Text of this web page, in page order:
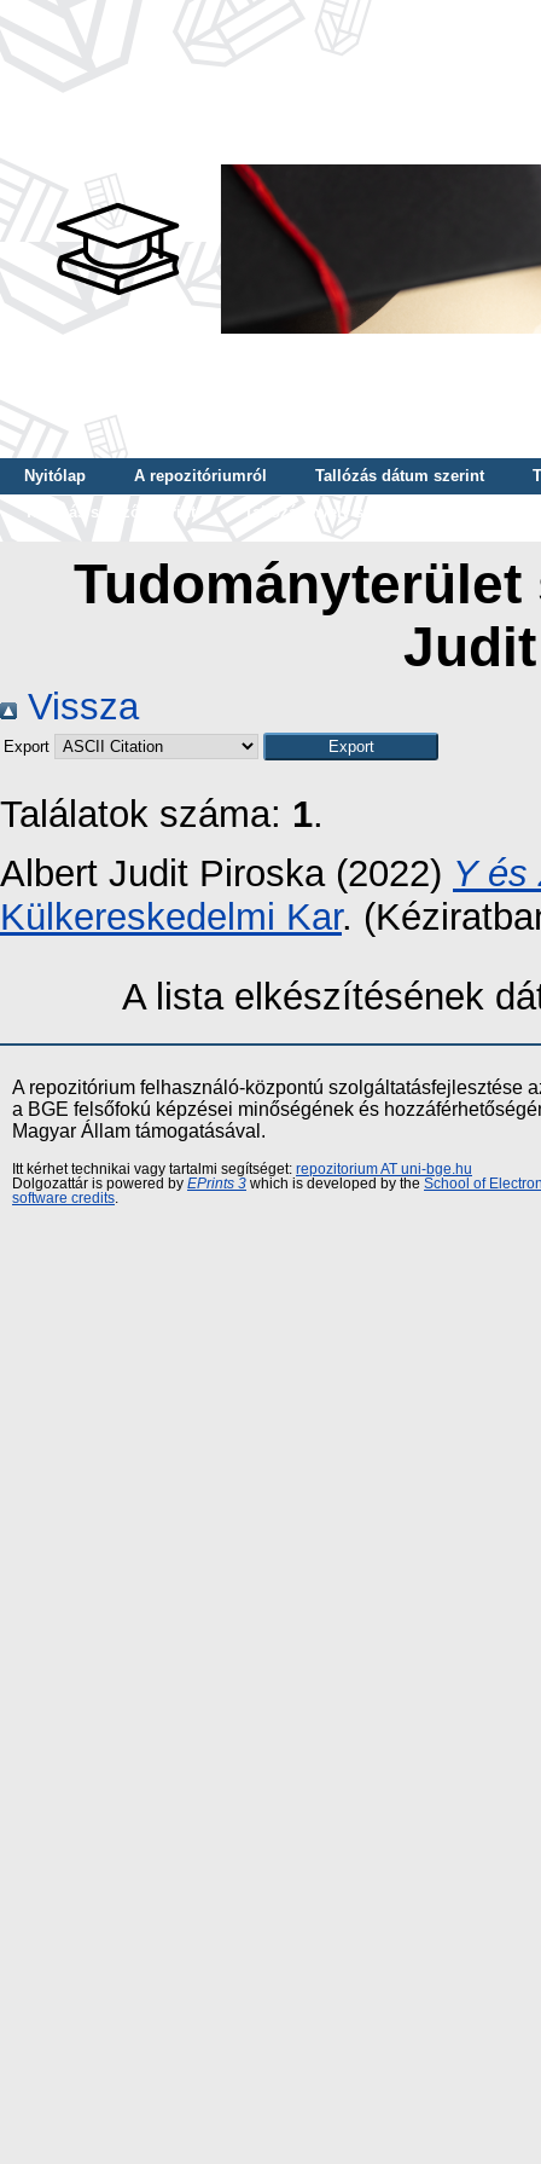
Nyitólap A repozitóriumról Tallózás dátum szerint
Tallózás szerző szerint
Tallózás nyelv szerint
Vissza
Export
Találatok száma: 1.
Albert Judit Piroska (2022) Y és
Külkereskedelmi Kar.
A lista elkészítésének
A repozitórium felhasználó-központú szolgáltatásfejlesztése
a BGE felsőfokú képzései minőségének és
Magyar Állam támogatásával.
Itt kérhet technikai vagy tartalmi segítséget: repozitorium AT uni-bge.hu
Dolgozattár is powered by EPrints 3 which is developed by the School of
software credits